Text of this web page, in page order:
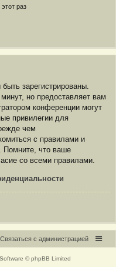
раз
зарегистрированы.
но предоставляет вам
конференции могут
привилегии для
чем
с правилами и
Помните, что ваше
со всеми правилами.
Связаться с администрацией
© phpBB Limited